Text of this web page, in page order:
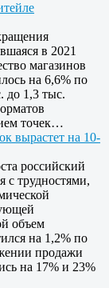
в 2021
магазинов
на 6,6% по
до 1,3 тыс.
точек…
вырастет на 10-
российский
с трудностями,
объем
на 1,2% по
продажи
на 17% и 23%